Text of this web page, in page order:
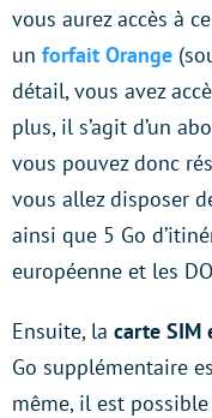
vous aurez accès à
un forfait Orange
détail, vous avez
plus, il s’agit d’un
vous pouvez donc
vous allez disposer
ainsi que 5 Go
européenne et les
Ensuite, la carte SIM
Go supplémentaire
même, il est